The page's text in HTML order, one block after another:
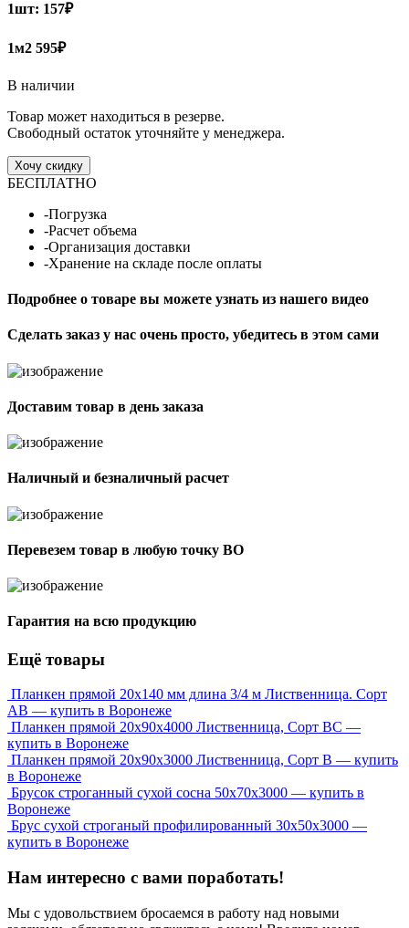
1шт: 157₽
1м2 595₽
В наличии
Товар может находиться в резерве.
Свободный остаток уточняйте у менеджера.
Хочу скидку
БЕСПЛАТНО
-Погрузка
-Расчет объема
-Организация доставки
-Хранение на складе после оплаты
Подробнее о товаре вы можете узнать из нашего видео
Сделать заказ у нас очень просто, убедитесь в этом сами
Доставим товар в день заказа
Наличный и безналичный расчет
Перевезем товар в любую точку ВО
Гарантия на всю продукцию
Ещё товары
Планкен прямой 20х140 мм длина 3/4 м Лиственница. Сорт
АВ — купить в Воронеже
Планкен прямой 20х90х4000 Лиственница, Сорт ВС —
купить в Воронеже
Планкен прямой 20х90х3000 Лиственница, Сорт В — купить
в Воронеже
Брусок строганный сухой сосна 50x70x3000 — купить в
Воронеже
Брус сухой строганый профилированный 30х50х3000 —
купить в Воронеже
Нам интересно с вами поработать!
Мы с удовольствием бросаемся в работу над новыми